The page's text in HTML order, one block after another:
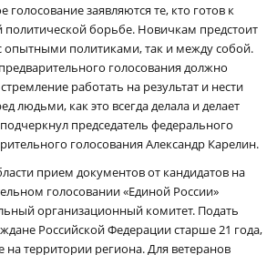
голосование заявляются те, кто готов к
политической борьбе. Новичкам предстоит
опытными политиками, так и между собой.
голосования должно
работать на результат и нести
людьми, как это всегда делала и делает
председатель федерального
голосования Александр Карелин.
прием документов от кандидатов на
голосовании «Единой России»
организационный комитет. Подать
Российской Федерации старше 21 года,
на территории региона. Для ветеранов